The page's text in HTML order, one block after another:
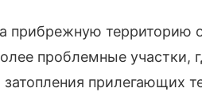
прибрежную территорию
проблемные участки,
прилегающих